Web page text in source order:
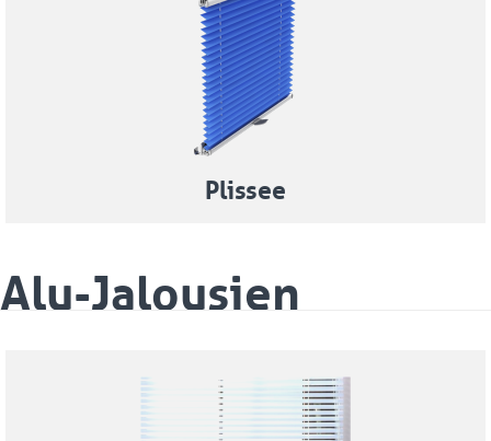
Plissee
Alu-Jalousien